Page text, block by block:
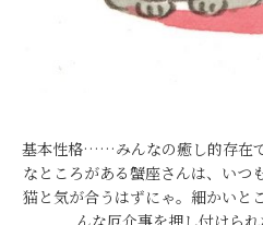
基本性格……みんなの癒し的存在
なところがある蟹座さんは、いつ
猫と気が合うはずにゃ。細かいと
んな厄介事を押し付けられ